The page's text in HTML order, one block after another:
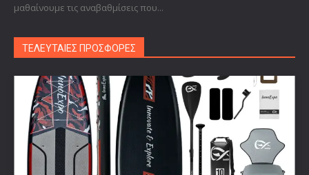
μαθαίνουμε τις αναβαθμίσεις που...
ΤΕΛΕΥΤΑΙΕΣ ΠΡΟΣΦΟΡΕΣ